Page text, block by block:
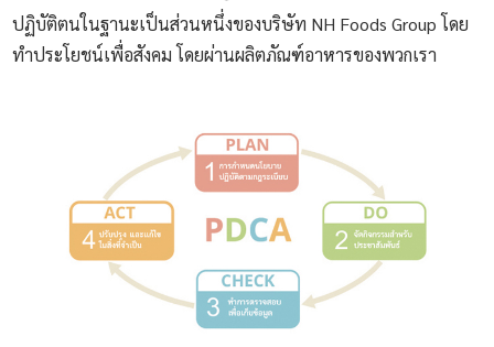
ปฏิบัติตนในฐานะเป็นส่วนหนึ่งของบริษัท NH Foods Group โดย
ทำประโยชน์เพื่อสังคม โดยผ่านผลิตภัณฑ์อาหารของพวกเรา